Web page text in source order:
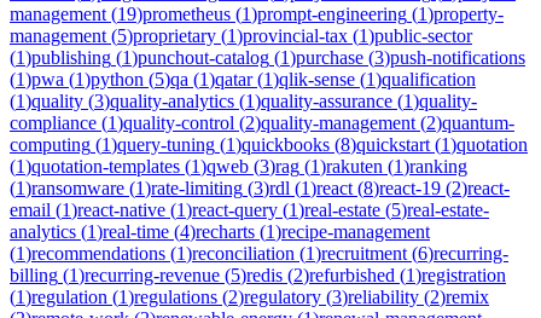
management (19)prometheus (1)prompt-engineering (1)property-
management (5)proprietary (1)provincial-tax (1)public-sector
(1)publishing (1)punchout-catalog (1)purchase (3)push-notifications
(1)pwa (1)python (5)qa (1)qatar(1)qlik-sense (1)qualification
(1)quality (3)quality-analytics (1)quality-assurance (1)quality-
compliance (1)quality-control (2)quality-management (2)quantum-
computing (1)query-tuning (1)quickbooks (8)quickstart (1)quotation
(1)quotation-templates (1)qweb (3)rag (1)rakuten (1)ranking
(1)ransomware (1)rate-limiting (3)rdl (1)react (8)react-19 (2)react-
email (1)react-native (1)react-query (1)real-estate (5)real-estate-
analytics (1)real-time (4)recharts (1)recipe-management
(1)recommendations (1)reconciliation (1)recruitment (6)recurring-
billing (1)recurring-revenue (5)redis (2)refurbished (1)registration
(1)regulation (1)regulations (2)regulatory (3)reliability (2)remix